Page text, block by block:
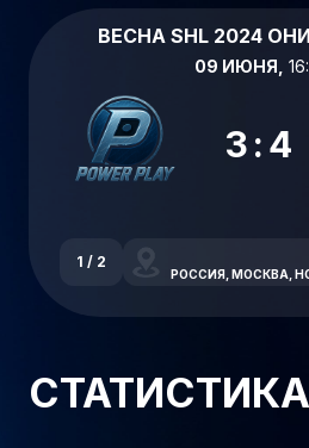
ВЕСНА SHL 2024
09 ИЮНЯ,
3:4
1 / 2
СТАТИСТИКА